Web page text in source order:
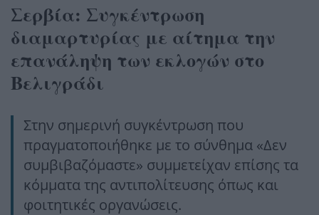
Σερβία: Συγκέντρωση
διαμαρτυρίας με αίτημα την
επανάληψη των εκλογών στο
Βελιγράδι
Στην σημερινή συγκέντρωση που
πραγματοποιήθηκε με το σύνθημα «Δεν
συμβιβαζόμαστε» συμμετείχαν επίσης τα
κόμματα της αντιπολίτευσης όπως και
φοιτητικές οργανώσεις.